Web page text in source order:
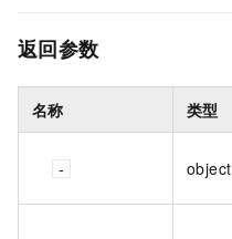
返回参数
名称 类型
object